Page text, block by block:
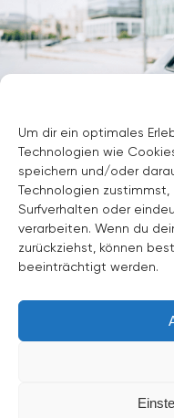
Um dir ein optimales
Technologien wie
speichern und/oder
Technologien
Surfverhalten oder
verarbeiten. Wenn du
zurückziehst, können
beeinträchtigt werden.
Informazioni